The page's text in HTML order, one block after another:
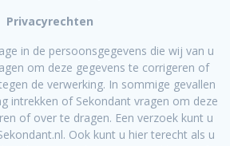
Privacyrechten
in de persoonsgegevens die wij van u
om deze gegevens te corrigeren of
de verwerking. In sommige gevallen
intrekken of Sekondant vragen om deze
of over te dragen. Een verzoek kunt u
Ook kunt u hier terecht als u